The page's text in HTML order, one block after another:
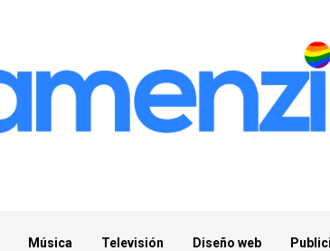
Música Televisión Diseño web